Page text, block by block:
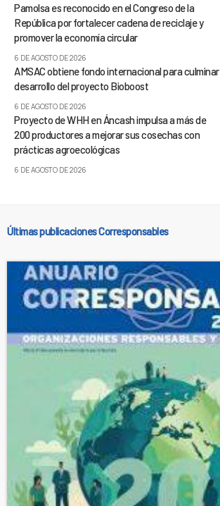
Pamolsa es reconocido en el Congreso de la
República por fortalecer cadena de reciclaje y
promover la economía circular
6 DE AGOSTO DE 2026
AMSAC obtiene fondo internacional para culminar
desarrollo del proyecto Bioboost
6 DE AGOSTO DE 2026
Proyecto de WHH en Áncash impulsa a más de
200 productores a mejorar sus cosechas con
prácticas agroecológicas
6 DE AGOSTO DE 2026
Últimas publicaciones Corresponsables